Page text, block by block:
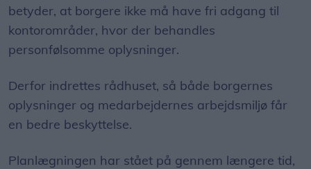
betyder, at borgere ikke må have fri adgang til
kontorområder, hvor der behandles
personfølsomme oplysninger.
Derfor indrettes rådhuset, så både borgernes
oplysninger og medarbejdernes arbejdsmiljø får
en bedre beskyttelse.
Planlægningen har stået på gennem længere tid,